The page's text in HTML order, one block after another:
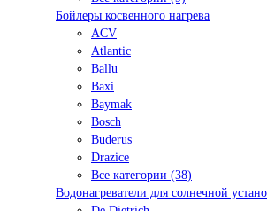
Бойлеры косвенного нагрева
ACV
Atlantic
Ballu
Baxi
Baymak
Bosch
Buderus
Drazice
Все категории (38)
Водонагреватели для солнечной